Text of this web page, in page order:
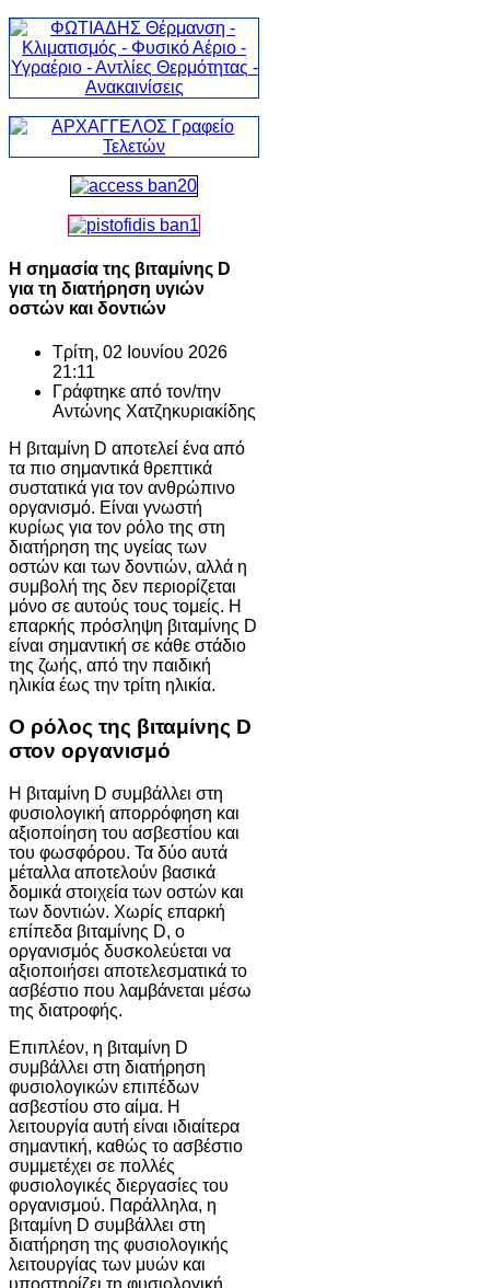
Η σημασία της βιταμίνης D
για τη διατήρηση υγιών
οστών και δοντιών
Τρίτη, 02 Ιουνίου 2026
21:11
Γράφτηκε από τον/την
Αντώνης Χατζηκυριακίδης
Η βιταμίνη D αποτελεί ένα από
τα πιο σημαντικά θρεπτικά
συστατικά για τον ανθρώπινο
οργανισμό. Είναι γνωστή
κυρίως για τον ρόλο της στη
διατήρηση της υγείας των
οστών και των δοντιών, αλλά η
συμβολή της δεν περιορίζεται
μόνο σε αυτούς τους τομείς. Η
επαρκής πρόσληψη βιταμίνης D
είναι σημαντική σε κάθε στάδιο
της ζωής, από την παιδική
ηλικία έως την τρίτη ηλικία.
Ο ρόλος της βιταμίνης D
στον οργανισμό
Η βιταμίνη D συμβάλλει στη
φυσιολογική απορρόφηση και
αξιοποίηση του ασβεστίου και
του φωσφόρου. Τα δύο αυτά
μέταλλα αποτελούν βασικά
δομικά στοιχεία των οστών και
των δοντιών. Χωρίς επαρκή
επίπεδα βιταμίνης D, ο
οργανισμός δυσκολεύεται να
αξιοποιήσει αποτελεσματικά το
ασβέστιο που λαμβάνεται μέσω
της διατροφής.
Επιπλέον, η βιταμίνη D
συμβάλλει στη διατήρηση
φυσιολογικών επιπέδων
ασβεστίου στο αίμα. Η
λειτουργία αυτή είναι ιδιαίτερα
σημαντική, καθώς το ασβέστιο
συμμετέχει σε πολλές
φυσιολογικές διεργασίες του
οργανισμού. Παράλληλα, η
βιταμίνη D συμβάλλει στη
διατήρηση της φυσιολογικής
λειτουργίας των μυών και
υποστηρίζει τη φυσιολογική